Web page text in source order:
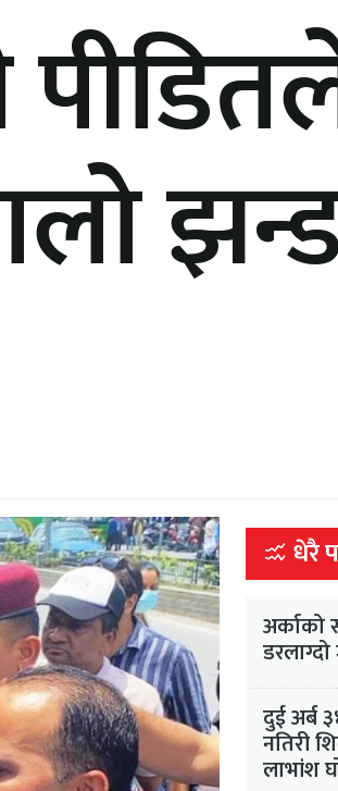
धेरै
अर्काको
दुई अर्ब
नतिरी
लाभांश